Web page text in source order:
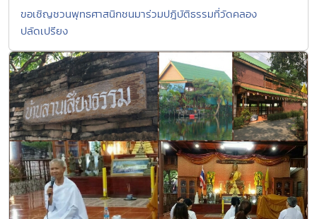
ขอเชิญชวนพุทธศาสนิกชนมาร่วมปฎิบัติธรรมที่วัดคลอง
ปลัดเปรียง